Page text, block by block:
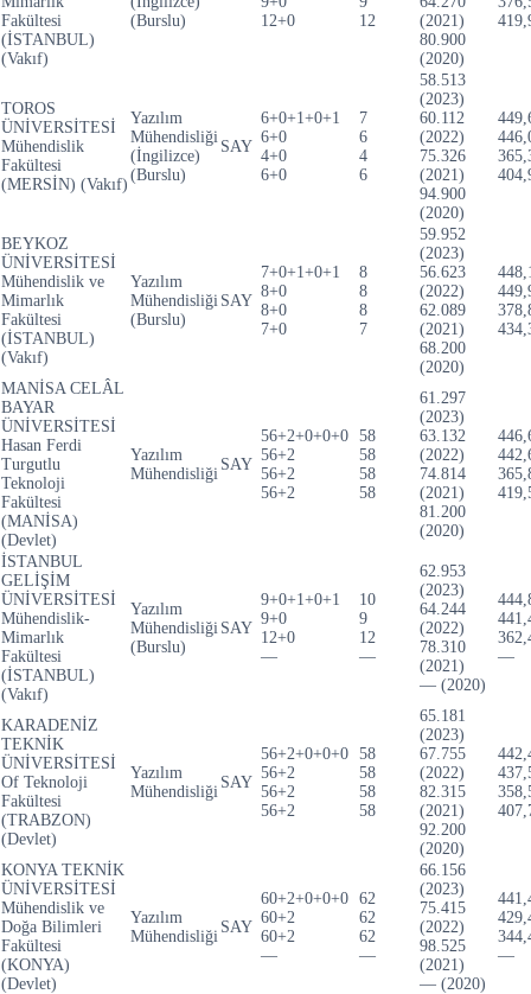
Fakültesi
(İSTANBUL)
(Vakıf)
(Burslu)
12+0
12
(2021)
80.900
(2020)
TOROS
ÜNİVERSİTESİ
Mühendislik
Fakültesi
(MERSİN) (Vakıf)
Yazılım
Mühendisliği
(İngilizce)
(Burslu)
SAY
6+0+1+0+1
6+0
4+0
6+0
7
6
4
6
58.513
(2023)
60.112
(2022)
75.326
(2021)
94.900
(2020)
BEYKOZ
ÜNİVERSİTESİ
Mühendislik ve
Mimarlık
Fakültesi
(İSTANBUL)
(Vakıf)
Yazılım
Mühendisliği
(Burslu)
SAY
7+0+1+0+1
8+0
8+0
7+0
8
8
8
7
59.952
(2023)
56.623
(2022)
62.089
(2021)
68.200
(2020)
MANİSA CELÂL
BAYAR
ÜNİVERSİTESİ
Hasan Ferdi
Turgutlu
Teknoloji
Fakültesi
(MANİSA)
(Devlet)
Yazılım
Mühendisliği
SAY
56+2+0+0+0
56+2
56+2
56+2
58
58
58
58
61.297
(2023)
63.132
(2022)
74.814
(2021)
81.200
(2020)
İSTANBUL
GELİŞİM
ÜNİVERSİTESİ
Mühendislik-
Mimarlık
Fakültesi
(İSTANBUL)
(Vakıf)
Yazılım
Mühendisliği
(Burslu)
SAY
9+0+1+0+1
9+0
12+0
—
10
9
12
—
62.953
(2023)
64.244
(2022)
78.310
(2021)
— (2020)
—
KARADENİZ
TEKNİK
ÜNİVERSİTESİ
Of Teknoloji
Fakültesi
(TRABZON)
(Devlet)
Yazılım
Mühendisliği
SAY
56+2+0+0+0
56+2
56+2
56+2
58
58
58
58
65.181
(2023)
67.755
(2022)
82.315
(2021)
92.200
(2020)
KONYA TEKNİK
ÜNİVERSİTESİ
Mühendislik ve
Doğa Bilimleri
Fakültesi
(KONYA)
(Devlet)
Yazılım
Mühendisliği
SAY
60+2+0+0+0
60+2
60+2
—
62
62
62
—
66.156
(2023)
75.415
(2022)
98.525
(2021)
— (2020)
—